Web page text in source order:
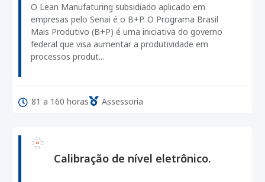
O Lean Manufaturing subsidiado aplicado em
empresas pelo Senai é o B+P. O Programa Brasil
Mais Produtivo (B+P) é uma iniciativa do governo
federal que visa aumentar a produtividade em
processos produt...
81 a 160 horas Assessoria
Calibração de nível eletrônico.